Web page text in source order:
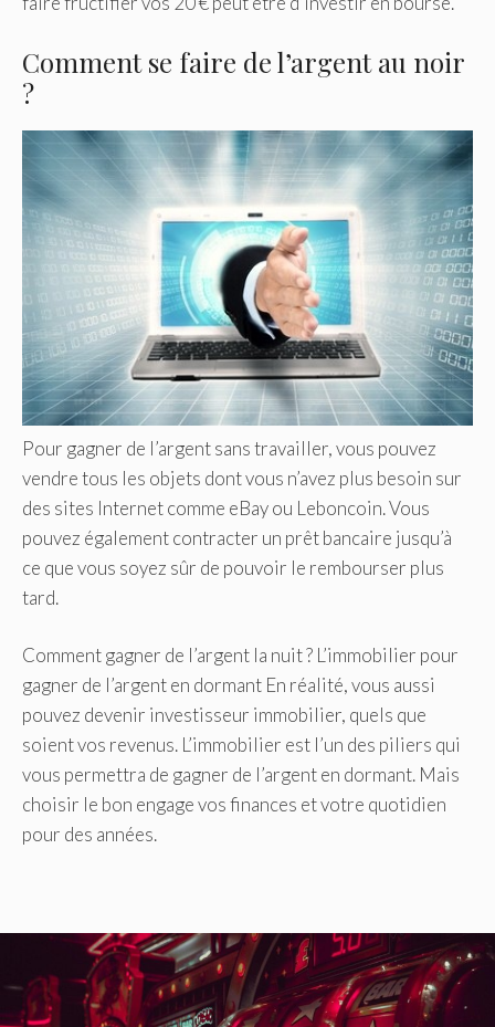
Comment se faire de l’argent au noir
?
Pour gagner de l’argent sans travailler, vous pouvez
vendre tous les objets dont vous n’avez plus besoin sur
des sites Internet comme eBay ou Leboncoin. Vous
pouvez également contracter un prêt bancaire jusqu’à
ce que vous soyez sûr de pouvoir le rembourser plus
tard.
Comment gagner de l’argent la nuit ? L’immobilier pour
gagner de l’argent en dormant En réalité, vous aussi
pouvez devenir investisseur immobilier, quels que
soient vos revenus. L’immobilier est l’un des piliers qui
vous permettra de gagner de l’argent en dormant. Mais
choisir le bon engage vos finances et votre quotidien
pour des années.